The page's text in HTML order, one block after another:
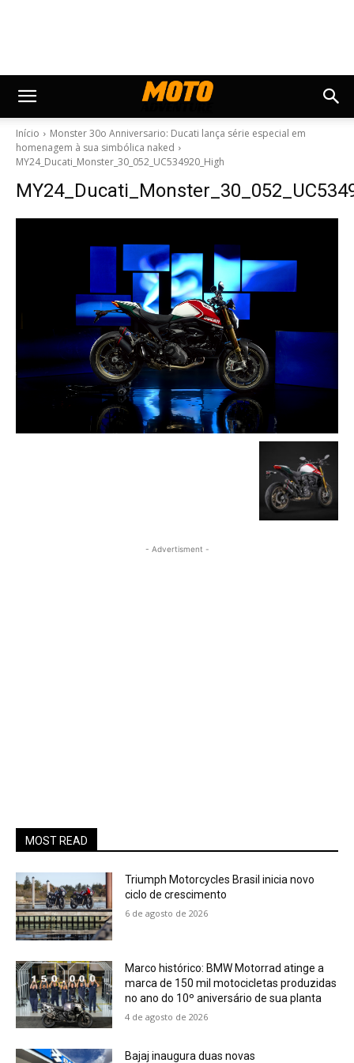
Início
Monster 30o Anniversario: Ducati lança série especial em
homenagem à sua simbólica naked
MY24_Ducati_Monster_30_052_UC534920_High
- Advertisment -
MOST READ
Triumph Motorcycles Brasil inicia novo
ciclo de crescimento
6 de agosto de 2026
Marco histórico: BMW Motorrad atinge a
marca de 150 mil motocicletas produzidas
no ano do 10º aniversário de sua planta
4 de agosto de 2026
Bajaj inaugura duas novas